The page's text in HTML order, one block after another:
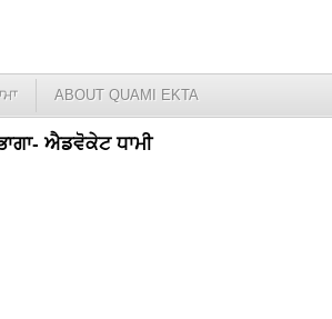
ABOUT QUAMI EKTA
ਐਡਵੋਕੇਟ ਧਾਮੀ